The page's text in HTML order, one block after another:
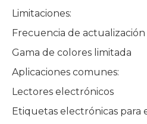
Limitaciones:
Frecuencia de
Gama de colores limitada
Aplicaciones comunes:
Lectores electrónicos
Etiquetas electrónicas para